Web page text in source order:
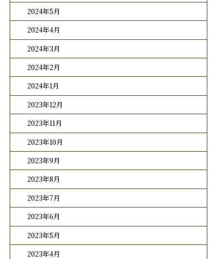
2024年5月
2024年4月
2024年3月
2024年2月
2024年1月
2023年12月
2023年11月
2023年10月
2023年9月
2023年8月
2023年7月
2023年6月
2023年5月
2023年4月